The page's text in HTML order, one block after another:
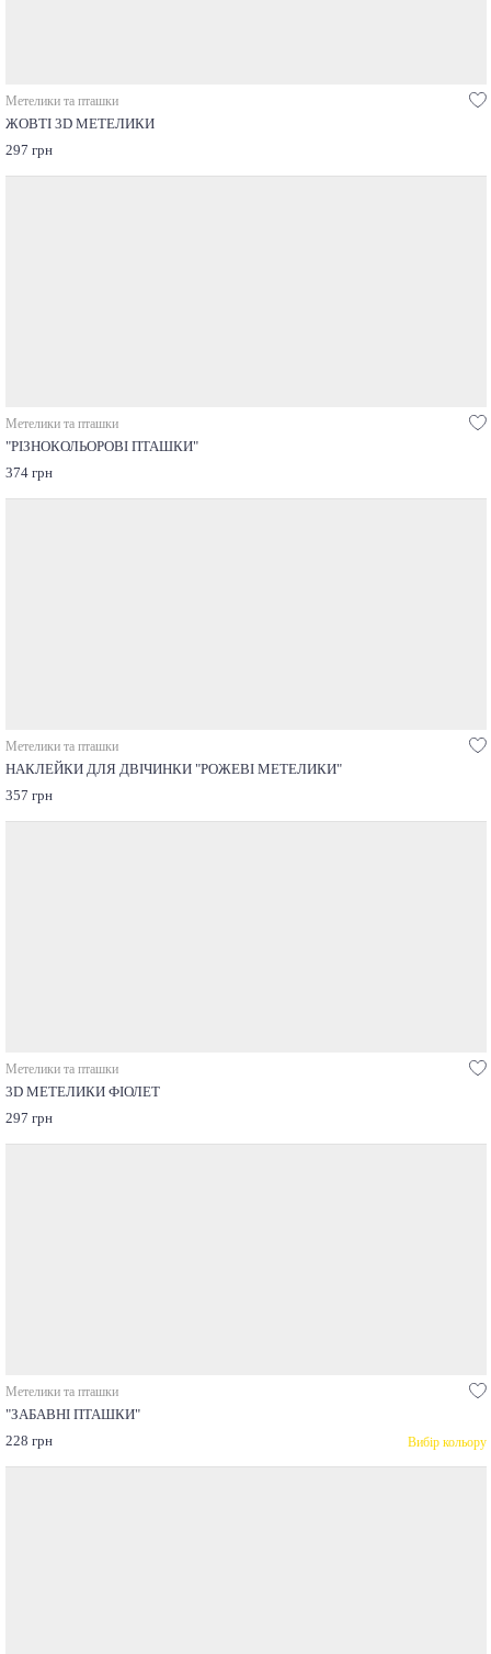
Метелики та пташки
ЖОВТІ 3D МЕТЕЛИКИ
297 грн
Метелики та пташки
"РІЗНОКОЛЬОРОВІ ПТАШКИ"
374 грн
Метелики та пташки
НАКЛЕЙКИ ДЛЯ ДВІЧИНКИ "РОЖЕВІ МЕТЕЛИКИ"
357 грн
Метелики та пташки
3D МЕТЕЛИКИ ФІОЛЕТ
297 грн
Метелики та пташки
"ЗАБАВНІ ПТАШКИ"
228 грн
Вибір кольору